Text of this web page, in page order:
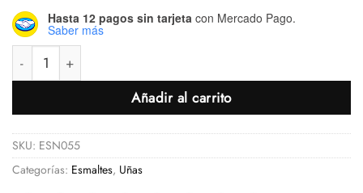
Hasta 12 pagos sin tarjeta con Mercado Pago.
Saber más
ESMALTE NAVI SEMI PERMANENTE - 10ml - #055 cantidad
Añadir al carrito
SKU: ESN055
Categorías: Esmaltes, Uñas